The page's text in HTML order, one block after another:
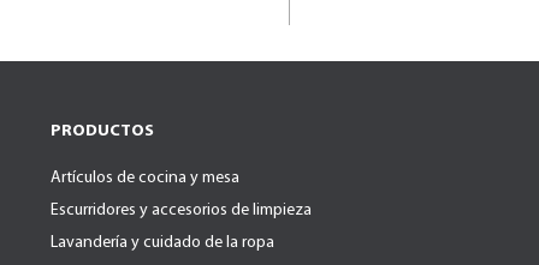
PRODUCTOS
Artículos de cocina y mesa
Escurridores y accesorios de limpieza
Lavandería y cuidado de la ropa